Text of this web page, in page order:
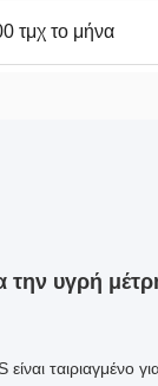
τμχ το μήνα
την υγρή
ταιριαγμένο